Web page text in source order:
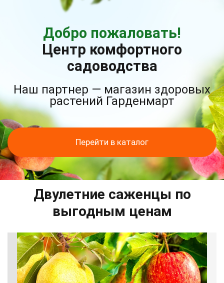
Добро пожаловать!
Центр комфортного
садоводства
Наш партнер — магазин здоровых
растений Гарденмарт
Перейти в каталог
Двулетние саженцы по
выгодным ценам